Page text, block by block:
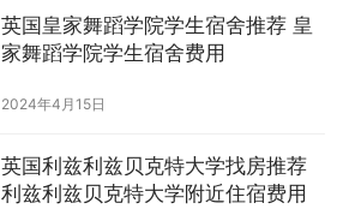
英国皇家舞蹈学院学生宿舍推荐 皇
家舞蹈学院学生宿舍费用
2024年4月15日
英国利兹利兹贝克特大学找房推荐
利兹利兹贝克特大学附近住宿费用